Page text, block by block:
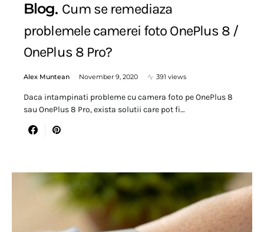
Blog Cum se remediaza
problemele camerei foto OnePlus 8 /
OnePlus 8 Pro?
Alex Muntean November 9, 2020 391 views
Daca intampinati probleme cu camera foto pe OnePlus 8
sau OnePlus 8 Pro, exista solutii care pot fi…